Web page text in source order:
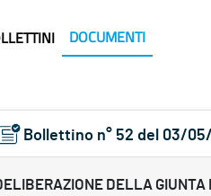
DOCUMENTI
Bollettino n° 52 del 03/
DELLA GIUNTA